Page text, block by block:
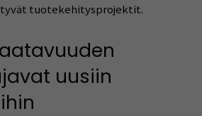
tuotekehitysprojektit.
uusiin